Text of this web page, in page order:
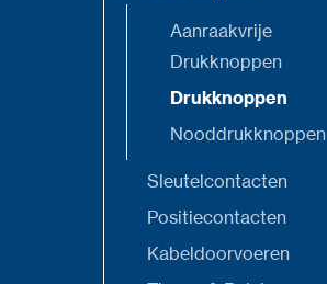
Aanraakvrije
Drukknoppen
Drukknoppen
Nooddrukknoppen
Sleutelcontacten
Positiecontacten
Kabeldoorvoeren